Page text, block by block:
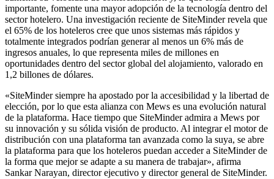
importante, fomente una mayor adopción de la tecnología dentro del
sector hotelero. Una investigación reciente de SiteMinder revela que
el 65% de los hoteleros cree que unos sistemas más rápidos y
totalmente integrados podrían generar al menos un 6% más de
ingresos anuales, lo que representa miles de millones en
oportunidades dentro del sector global del alojamiento, valorado en
1,2 billones de dólares.
«SiteMinder siempre ha apostado por la accesibilidad y la libertad de
elección, por lo que esta alianza con Mews es una evolución natural
de la plataforma. Hace tiempo que SiteMinder admira a Mews por
su innovación y su sólida visión de producto. Al integrar el motor de
distribución con una plataforma tan avanzada como la suya, se abre
la plataforma para que los hoteleros puedan acceder a SiteMinder de
la forma que mejor se adapte a su manera de trabajar», afirma
Sankar Narayan, director ejecutivo y director general de SiteMinder.